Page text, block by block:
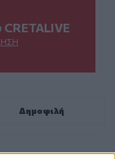
CRETALIVE
Δημοφιλή